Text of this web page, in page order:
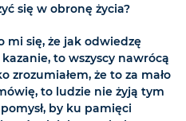
się w obronę życia?
mi się, że jak odwiedzę
to wszyscy nawrócą
zrozumiałem, że to za mało
to ludzie nie żyją tym
by ku pamięci